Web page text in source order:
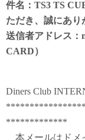
件名：TS3 TS
ただき、誠にあ
送信者アドレス：
CARD）
Diners Club
*************
本メールはドメ